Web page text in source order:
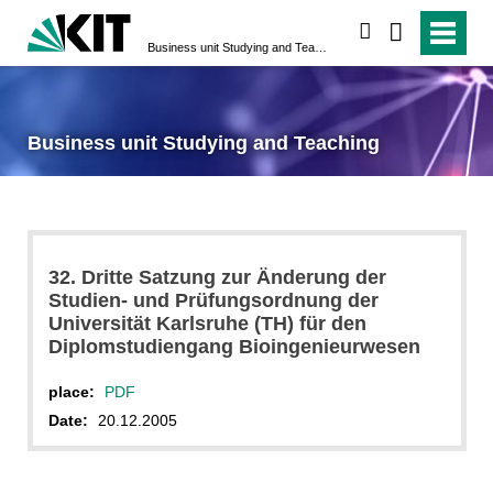
Business unit Studying and Teaching
32. Dritte Satzung zur Änderung der
Studien- und Prüfungsordnung der
Universität Karlsruhe (TH) für den
Diplomstudiengang Bioingenieurwesen
place:
PDF
Date:
20.12.2005